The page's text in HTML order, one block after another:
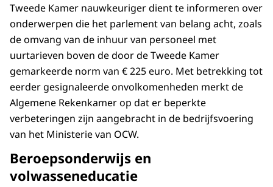
Tweede Kamer nauwkeuriger dient te informeren over
onderwerpen die het parlement van belang acht, zoals
de omvang van de inhuur van personeel met
uurtarieven boven de door de Tweede Kamer
gemarkeerde norm van € 225 euro. Met betrekking tot
eerder gesignaleerde onvolkomenheden merkt de
Algemene Rekenkamer op dat er beperkte
verbeteringen zijn aangebracht in de bedrijfsvoering
van het Ministerie van OCW.
Beroepsonderwijs en
volwasseneducatie